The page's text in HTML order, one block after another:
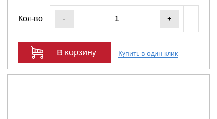
Кол-во - +
В корзину Купить в один клик